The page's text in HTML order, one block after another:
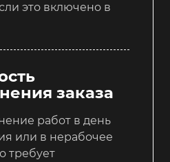
это включено в
заказа
работ в день
или в нерабочее
требует